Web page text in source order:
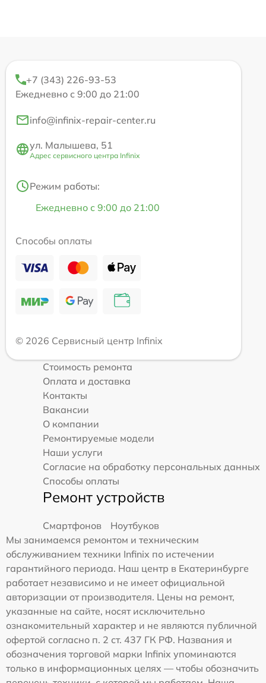
+7 (343) 226-93-53
Ежедневно с 9:00 до 21:00
info@infinix-repair-center.ru
ул. Малышева, 51
Адрес сервисного центра Infinix
Режим работы:
Ежедневно с 9:00 до 21:00
Способы оплаты
© 2026 Сервисный центр Infinix
Стоимость ремонта
Оплата и доставка
Контакты
Вакансии
О компании
Ремонтируемые модели
Наши услуги
Согласие на обработку персональных данных
Способы оплаты
Ремонт устройств
Смартфонов
Ноутбуков
Мы занимаемся ремонтом и техническим
обслуживанием техники Infinix по истечении
гарантийного периода. Наш центр в Екатеринбурге
работает независимо и не имеет официальной
авторизации от производителя. Цены на ремонт,
указанные на сайте, носят исключительно
ознакомительный характер и не являются публичной
офертой согласно п. 2 ст. 437 ГК РФ. Названия и
обозначения торговой марки Infinix упоминаются
только в информационных целях — чтобы обозначить